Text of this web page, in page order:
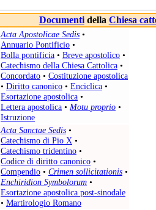
Documentidella Chiesa
Acta Apostolicae Sedis •
Annuario Pontificio •
Bolla pontificia • Breve apostolico •
Catechismo della Chiesa Cattolica •
Concordato • Costituzione apostolica
• Diritto canonico • Enciclica •
Esortazione apostolica •
Lettera apostolica • Motu proprio •
Istruzione
Acta Sanctae Sedis •
Catechismo di Pio X •
Catechismo tridentino •
Codice di diritto canonico •
Compendio • Crimen sollicitationis •
Enchiridion Symbolorum •
Esortazione apostolica post-sinodale
• Martirologio Romano